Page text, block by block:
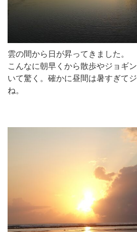
雲の間から日が昇ってきました。
こんなに朝早くから散歩やジョギ
いて驚く。確かに昼間は暑すぎて
ね。